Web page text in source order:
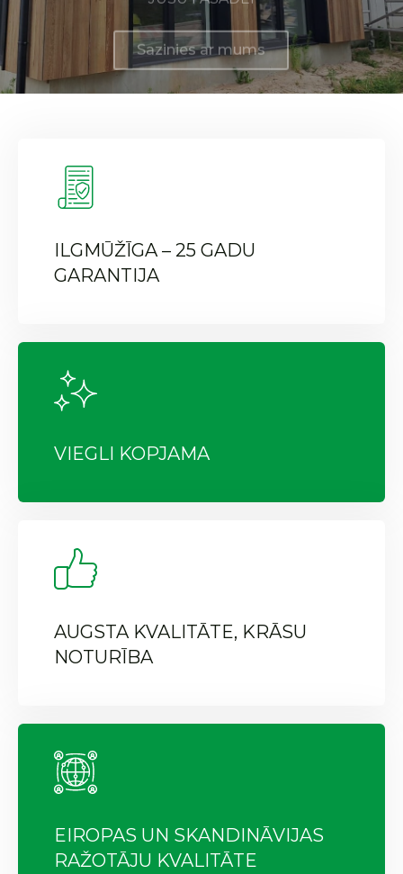
ILGMŪŽĪGA – 25 GADU
GARANTIJA
VIEGLI KOPJAMA
AUGSTA KVALITĀTE, KRĀSU
NOTURĪBA
EIROPAS UN SKANDINĀVIJAS
RAŽOTĀJU KVALITĀTE